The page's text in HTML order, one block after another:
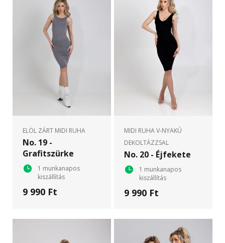
ELÖL ZÁRT MIDI RUHA
No. 19 -
Grafitszürke
1 munkanapos
kiszállítás
9 990 Ft
MIDI RUHA V-NYAKÚ
DEKOLTÁZZSAL
No. 20 - Éjfekete
1 munkanapos
kiszállítás
9 990 Ft